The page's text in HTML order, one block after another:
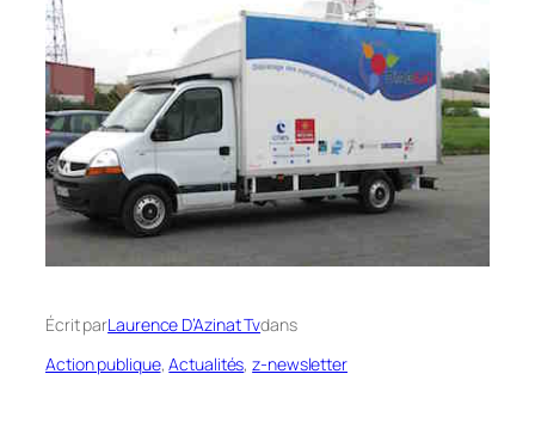
Écrit parLaurence D’Azinat Tvdans
Action publique, Actualités, z-newsletter